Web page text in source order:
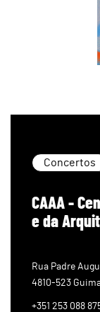
Concertos
CAAA -
e da
Rua Padre
4810-523
+351 253 088